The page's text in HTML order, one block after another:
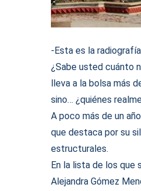
-Esta es la
¿Sabe usted cuánto
lleva a la bolsa más
sino… ¿quiénes
A poco más de un
que destaca por su
estructurales.
En la lista de los que
Alejandra Gómez